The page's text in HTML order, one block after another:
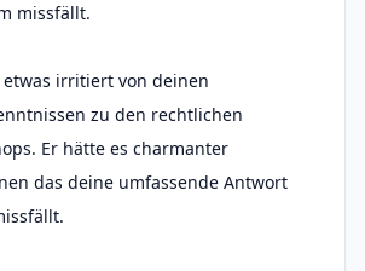
missfällt.
irritiert von deinen
zu den rechtlichen
Er hätte es charmanter
das deine umfassende Antwort